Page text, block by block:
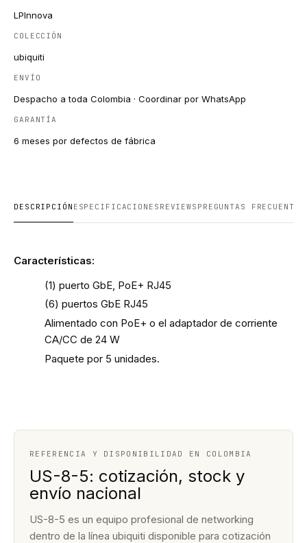
LPInnova
COLECCIÓN
ubiquiti
ENVÍO
Despacho a toda Colombia · Coordinar por WhatsApp
GARANTÍA
6 meses por defectos de fábrica
DESCRIPCIÓN ESPECIFICACIONES REVIEWS PREGUNTAS FRECUENTES
Características:
(1) puerto GbE, PoE+ RJ45
(6) puertos GbE RJ45
Alimentado con PoE+ o el adaptador de corriente
CA/CC de 24 W
Paquete por 5 unidades.
REFERENCIA Y DISPONIBILIDAD EN COLOMBIA
US-8-5: cotización, stock y
envío nacional
US-8-5 es un equipo profesional de networking
dentro de la línea ubiquiti disponible para cotización